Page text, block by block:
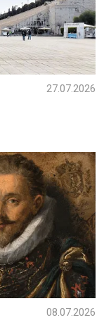
27.07.2026
08.07.2026